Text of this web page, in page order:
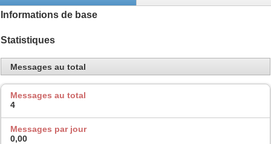
Informations de base
Statistiques
Messages au total
Messages au total
4
Messages par jour
0,00